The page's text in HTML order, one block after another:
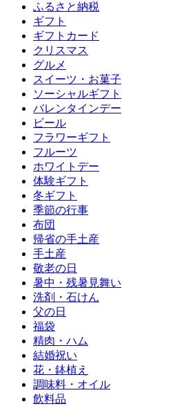
ふるさと納税
ギフト
ギフトカード
クリスマス
グルメ
スイーツ・お菓子
ソーシャルギフト
バレンタインデー
ビール
フラワーギフト
フルーツ
ホワイトデー
体験ギフト
冬ギフト
季節の行事
布団
帰省の手土産
手土産
敬老の日
暑中・残暑見舞い
洗剤・石けん
父の日
福袋
精肉・ハム
結婚祝い
花・鉢植え
調味料・オイル
飲料品